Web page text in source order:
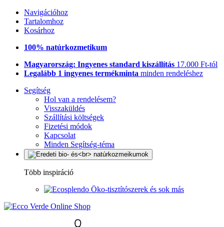
Navigációhoz
Tartalomhoz
Kosárhoz
100% natúrkozmetikum
Magyarország: Ingyenes standard kiszállítás 17.000 Ft-tól
Legalább 1 ingyenes termékminta minden rendeléshez
Segítség
Hol van a rendelésem?
Visszaküldés
Szállítási költségek
Fizetési módok
Kapcsolat
Minden Segítség-téma
Több inspiráció
Öko-tisztítószerek és sok más